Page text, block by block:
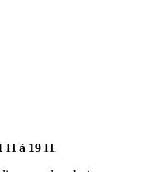
H à 19 H.